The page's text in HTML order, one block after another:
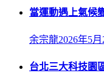
當運動遇上氣候
余宗龍2026年5月
台北三大科技園